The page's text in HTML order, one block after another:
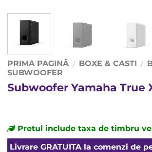
PRIMA PAGINĂ / BOXE & CASTI /
SUBWOOFER
Subwoofer Yamaha True
Pretul include taxa de timbru
Livrare GRATUITA la comenzi de